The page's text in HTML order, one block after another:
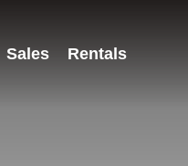
Sales Rentals